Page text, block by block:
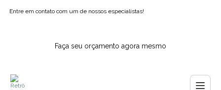
Entre em contato com um de nossos especialistas!
Faça seu orçamento agora mesmo